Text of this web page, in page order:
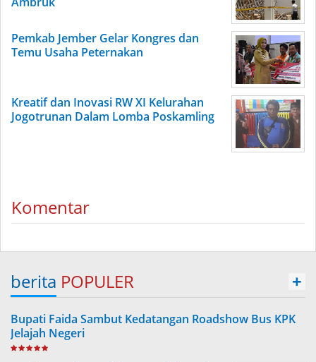
Pemkab Jember Gelar Kongres dan
Temu Usaha Peternakan
Kreatif dan Inovasi RW XI Kelurahan
Jogotrunan Dalam Lomba Poskamling
Komentar
berita POPULER +
Bupati Faida Sambut Kedatangan Roadshow Bus KPK
Jelajah Negeri